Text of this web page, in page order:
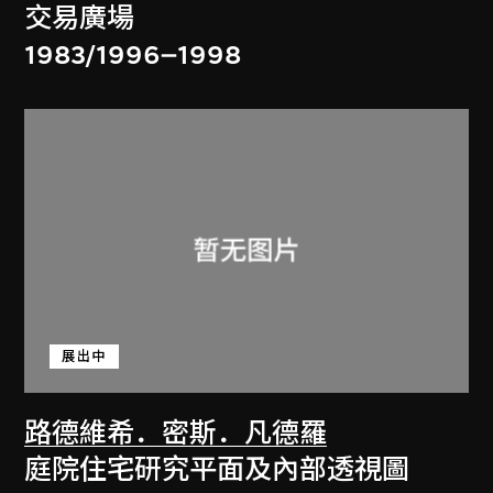
交易廣場
1983/1996–1998
路德維希．密斯．凡德羅
展出中
庭院住宅研究平面及內部透視圖